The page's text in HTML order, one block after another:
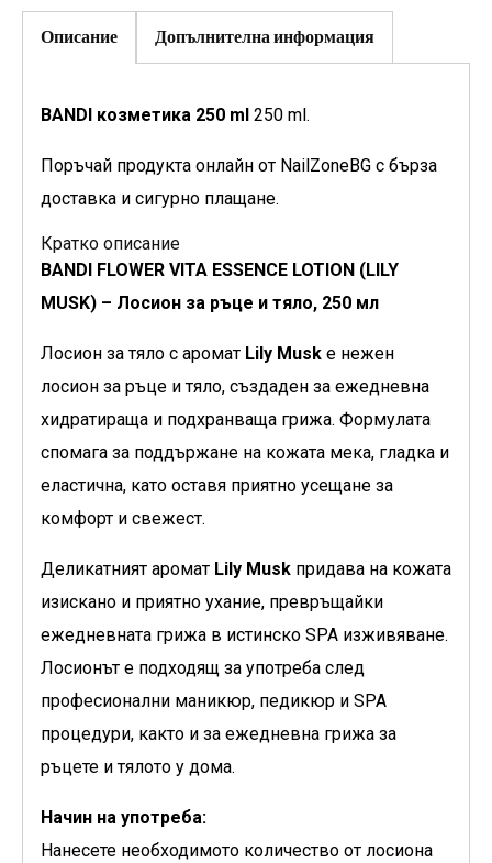
Описание Допълнителна информация
BANDI козметика 250 ml 250 ml.
Поръчай продукта онлайн от NailZoneBG с бърза
доставка и сигурно плащане.
Кратко описание
BANDI FLOWER VITA ESSENCE LOTION (LILY
MUSK) – Лосион за ръце и тяло, 250 мл
Лосион за тяло с аромат Lily Musk е нежен
лосион за ръце и тяло, създаден за ежедневна
хидратираща и подхранваща грижа. Формулата
спомага за поддържане на кожата мека, гладка и
еластична, като оставя приятно усещане за
комфорт и свежест.
Деликатният аромат Lily Musk придава на кожата
изискано и приятно ухание, превръщайки
ежедневната грижа в истинско SPA изживяване.
Лосионът е подходящ за употреба след
професионални маникюр, педикюр и SPA
процедури, както и за ежедневна грижа за
ръцете и тялото у дома.
Начин на употреба:
Нанесете необходимото количество от лосиона